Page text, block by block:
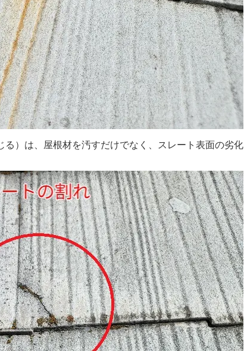
）は、屋根材を汚すだけでなく、スレート表面の劣化